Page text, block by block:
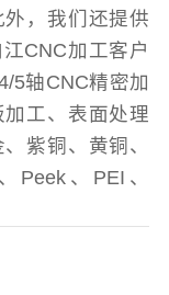
，我们还提供
CNC加工客户
5轴CNC精密加
工、表面处理
紫铜、黄铜、
Peek、PEI、